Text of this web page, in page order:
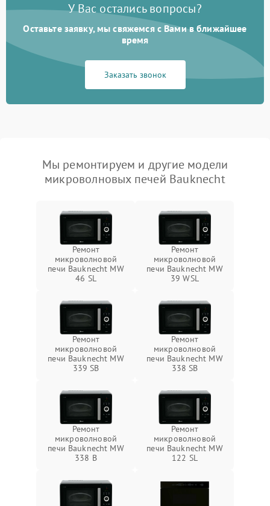
У Вас остались вопросы?
Оставьте заявку, мы свяжемся с Вами в ближайшее
время
Заказать звонок
Мы ремонтируем и другие модели
микроволновых печей Bauknecht
Ремонт
микроволновой
печи Bauknecht MW
46 SL
Ремонт
микроволновой
печи Bauknecht MW
39 WSL
Ремонт
микроволновой
печи Bauknecht MW
339 SB
Ремонт
микроволновой
печи Bauknecht MW
338 SB
Ремонт
микроволновой
печи Bauknecht MW
338 B
Ремонт
микроволновой
печи Bauknecht MW
122 SL